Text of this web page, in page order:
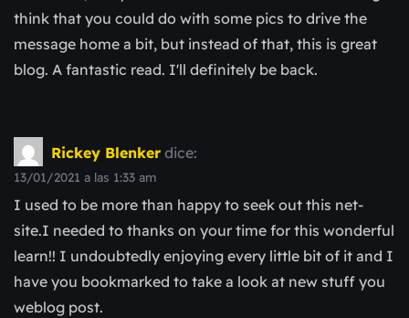
think that you could do with some pics to drive the
message home a bit, but instead of that, this is great
blog. A fantastic read. I'll definitely be back.
Rickey Blenker dice:
13/01/2021 a las 1:33 am
I used to be more than happy to seek out this net-
site.I needed to thanks on your time for this wonderful
learn!! I undoubtedly enjoying every little bit of it and I
have you bookmarked to take a look at new stuff you
weblog post.